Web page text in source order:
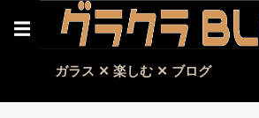
☰
ガラス ✕ 楽しむ ✕ ブログ